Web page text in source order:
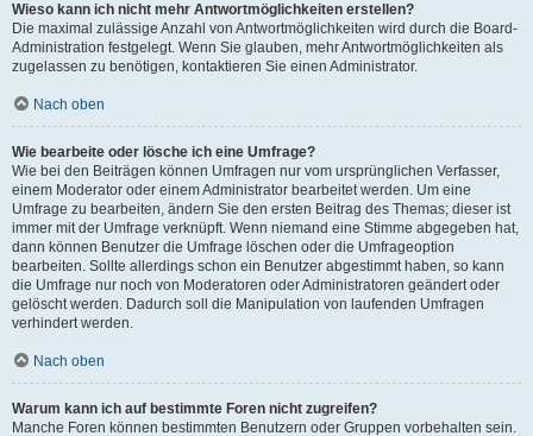
Wieso kann ich nicht mehr Antwortmöglichkeiten erstellen?
Die maximal zulässige Anzahl von Antwortmöglichkeiten wird durch die Board-
Administration festgelegt. Wenn Sie glauben, mehr Antwortmöglichkeiten als
zugelassen zu benötigen, kontaktieren Sie einen Administrator.
Nach oben
Wie bearbeite oder lösche ich eine Umfrage?
Wie bei den Beiträgen können Umfragen nur vom ursprünglichen Verfasser,
einem Moderator oder einem Administrator bearbeitet werden. Um eine
Umfrage zu bearbeiten, ändern Sie den ersten Beitrag des Themas; dieser ist
immer mit der Umfrage verknüpft. Wenn niemand eine Stimme abgegeben hat,
dann können Benutzer die Umfrage löschen oder die Umfrageoption
bearbeiten. Sollte allerdings schon ein Benutzer abgestimmt haben, so kann
die Umfrage nur noch von Moderatoren oder Administratoren geändert oder
gelöscht werden. Dadurch soll die Manipulation von laufenden Umfragen
verhindert werden.
Nach oben
Warum kann ich auf bestimmte Foren nicht zugreifen?
Manche Foren können bestimmten Benutzern oder Gruppen vorbehalten sein.